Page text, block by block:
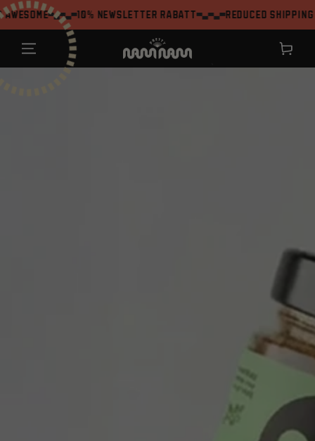
ZUM INHALT
SPRINGEN10% Newsletter Rabatt Reduced shipping from
Warenkorb
`
ZU DEN